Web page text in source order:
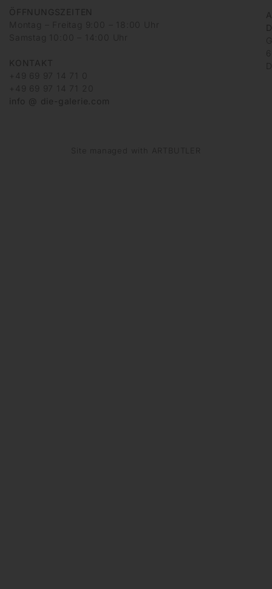
ÖFFNUNGSZEITEN
Montag – Freitag 9:00 – 18:00 Uhr
Samstag 10:00 – 14:00 Uhr
KONTAKT
+49 69 97 14 71 0
+49 69 97 14 71 20
info @ die-galerie.com
Site managed with ARTBUTLER